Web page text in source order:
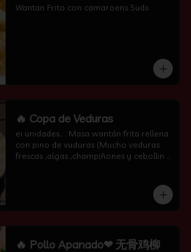
Wantan Frito con camaroens 5uds
🔥 Copa de Veduras
ei unidades..   Masa wantán frita rellena
con pino de vuduras (Mucho veduras
frescas ,algas ,champiñones y cebollin
🔥 Pollo Apanado❤ 无骨鸡柳